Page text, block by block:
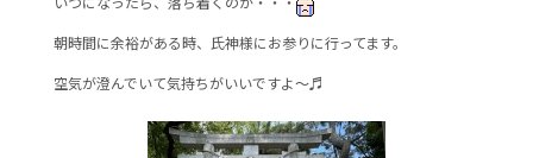
o
o
k
朝時間に余裕がある時、氏神様にお参りに行ってます。
空気が澄んでいて気持ちがいいですよ～♬